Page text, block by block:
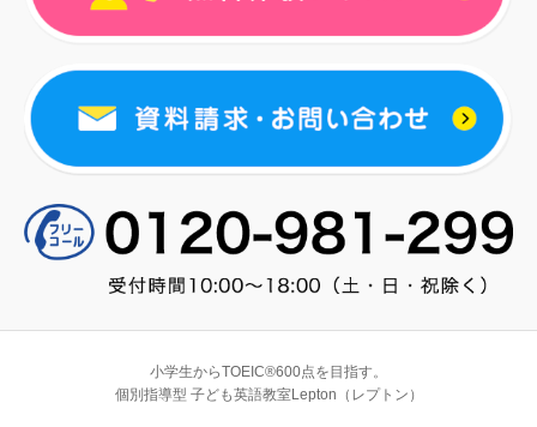
小学生からTOEIC®600点を目指す。
個別指導型 子ども英語教室Lepton（レプトン）